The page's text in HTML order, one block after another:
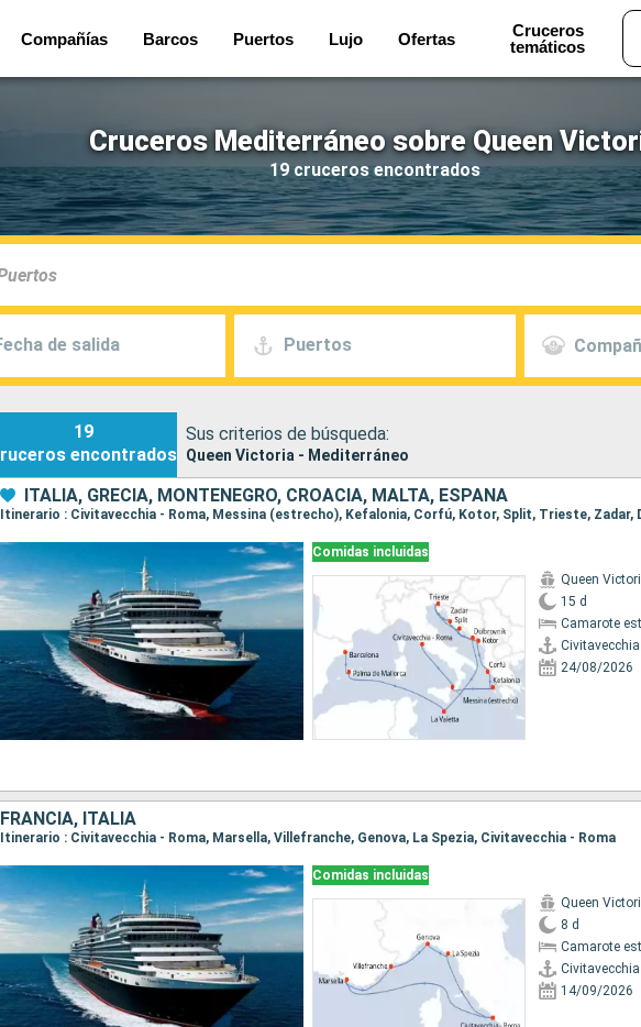
Compañías Barcos Puertos Lujo Ofertas
Cruceros
temáticos
Cruceros Mediterráneo sobre Queen
19 cruceros encontrados
de salida Puertos
19
encontrados
Sus criterios de búsqueda:
Queen Victoria - Mediterráneo
ITALIA, GRECIA, MONTENEGRO, CROACIA, MALTA, ESPAÑA
Comidas incluidas
Queen
15 d
Camarote
24/08/2026
FRANCIA, ITALIA
Itinerario : Civitavecchia - Roma, Marsella, Villefranche, Genova, La Spezia, Civitavecchia - Roma
Comidas incluidas
Queen
8 d
Camarote
14/09/2026